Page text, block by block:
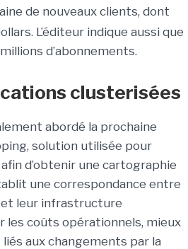
de nouveaux clients, dont
L’éditeur indique aussi que
d’abonnements.
clusterisées
abordé la prochaine
solution utilisée pour
d’obtenir une cartographie
une correspondance entre
et leur infrastructure
coûts opérationnels, mieux
aux changements par la